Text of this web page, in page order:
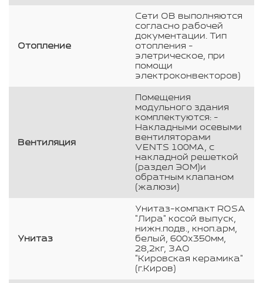
Отопление
Сети ОВ выполняются
согласно рабочей
документации. Тип
отопления -
элетрическое, при
помощи
электроконвекторов)
Вентиляция
Помещения
модульного здания
комплектуются: -
Накладными осевыми
вентиляторами
VENTS 100МА, с
накладной решеткой
(раздел ЭОМ)и
обратным клапаном
(жалюзи)
Унитаз
Унитаз-компакт ROSA
"Лира" косой выпуск,
нижн.подв., кноп.арм,
белый, 600х350мм,
28,2кг, ЗАО
"Кировская керамика"
(г.Киров)